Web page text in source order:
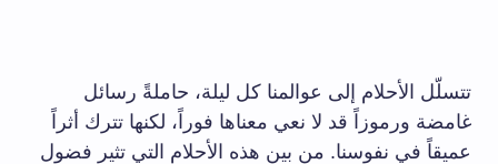
تتسلّل الأحلام إلى عوالمنا كل ليلة، حاملةً رسائل
غامضة ورموزاً قد لا نعي معناها فوراً، لكنها تترك أثراً
عميقاً في نفوسنا. من بين هذه الأحلام التي تثير فضول